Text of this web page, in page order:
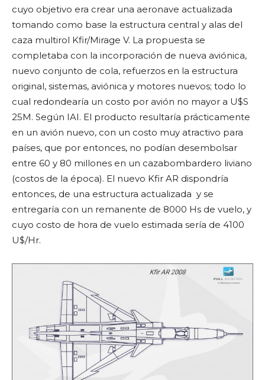
cuyo objetivo era crear una aeronave actualizada
tomando como base la estructura central y alas del
caza multirol Kfir/Mirage V. La propuesta se
completaba con la incorporación de nueva aviónica,
nuevo conjunto de cola, refuerzos en la estructura
original, sistemas, aviónica y motores nuevos; todo lo
cual redondearía un costo por avión no mayor a U$S
25M. Según IAI. El producto resultaría prácticamente
en un avión nuevo, con un costo muy atractivo para
países, que por entonces, no podían desembolsar
entre 60 y 80 millones en un cazabombardero liviano
(costos de la época). El nuevo Kfir AR dispondría
entonces, de una estructura actualizada y se
entregaría con un remanente de 8000 Hs de vuelo, y
cuyo costo de hora de vuelo estimada sería de 4100
U$/Hr.